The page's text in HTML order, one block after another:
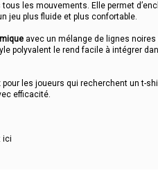
les mouvements. Elle permet
jeu plus fluide et plus confortable.
avec un mélange de lignes noires
polyvalent le rend facile à intégrer
les joueurs qui recherchent un t-
efficacité.
ici